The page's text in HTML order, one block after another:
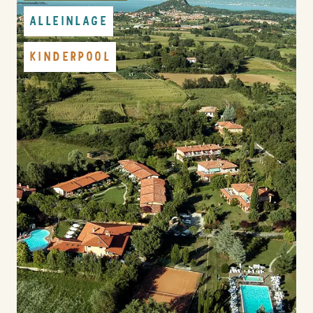
ALLEINLAGE
KINDERPOOL